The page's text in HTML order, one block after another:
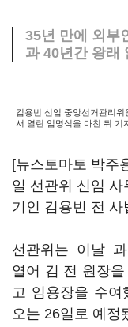
35년 만에 외부
과 40년간 왕래
김용빈 신임 중앙선거관리
서 열린 임명식을 마친 뒤 기
[뉴스토마토 박주
일 선관위 신임
기인 김용빈 전
선관위는 이날
열어 김 전 원장
고 임용장을 수여
오는 26일로 예정